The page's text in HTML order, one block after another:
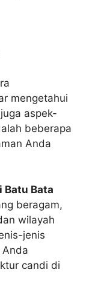
mengetahui
aspek-
beberapa
Anda
Batu Bata
beragam,
wilayah
jenis
candi di